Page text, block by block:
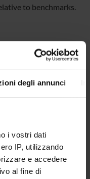
degli annunci
i vostri dati
IP, utilizzando
e accedere
al fine di
to benchmarks.